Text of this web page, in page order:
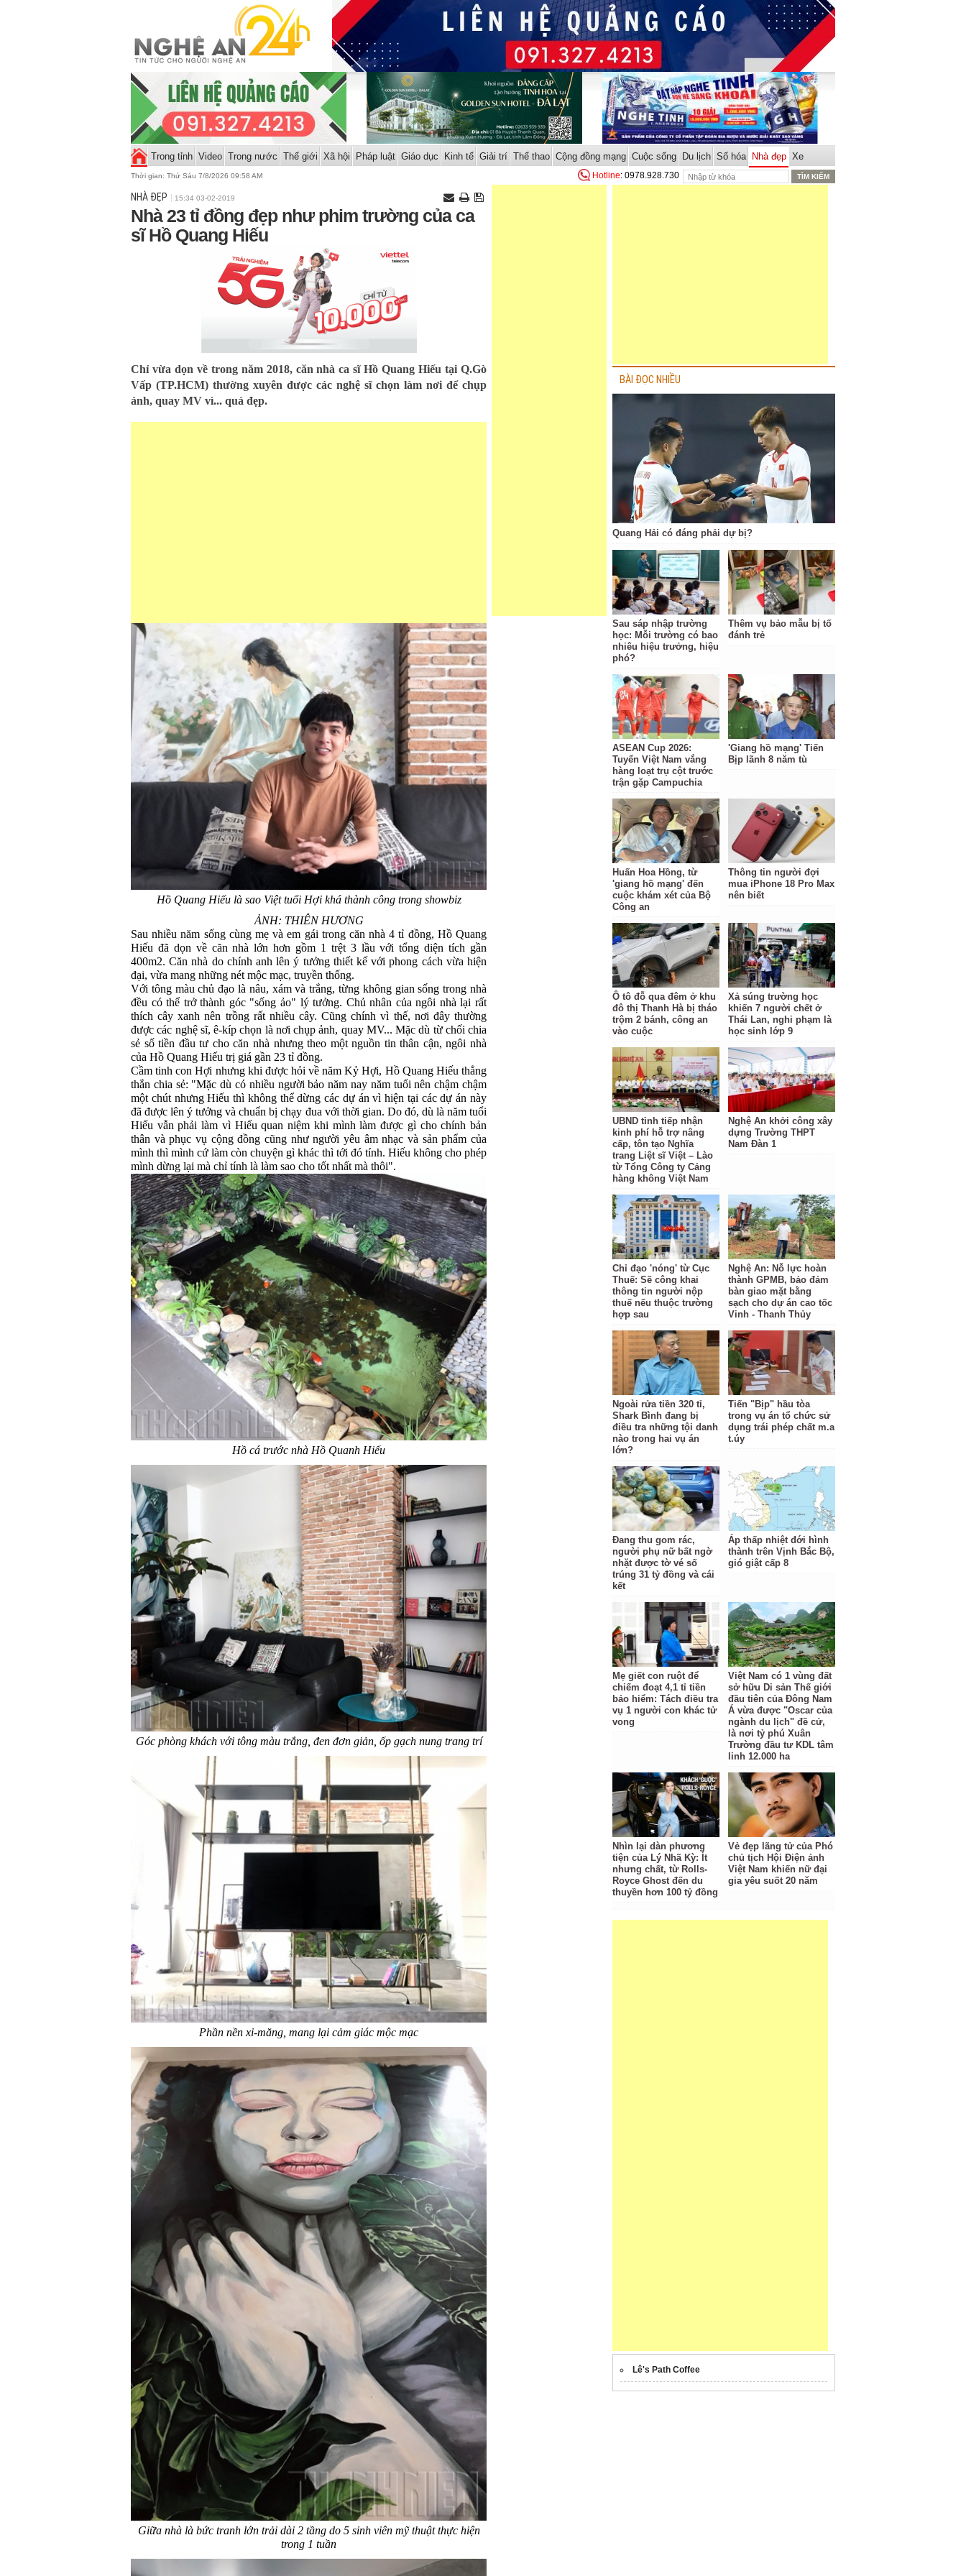
Trong tỉnh Video Trong nước Thế giới Xã hội Pháp luật Giáo dục Kinh tế Giải trí Thể thao Cộng đồng mạng Cuộc sống Du lịch Số hóa Nhà đẹp Xe
Thời gian: Thứ Sáu 7/8/2026 09:58 AM Hotline: 0978.928.730
NHÀ ĐẸP 15:34 03-02-2019
Nhà 23 tỉ đồng đẹp như phim trường của ca
sĩ Hồ Quang Hiếu
Chỉ vừa dọn về trong năm 2018, căn nhà ca sĩ Hồ Quang Hiếu tại Q.Gò
Vấp (TP.HCM) thường xuyên được các nghệ sĩ chọn làm nơi để chụp
ảnh, quay MV vì... quá đẹp.
Hồ Quang Hiếu là sao Việt tuổi Hợi khá thành công trong showbiz
ẢNH: THIÊN HƯƠNG
Sau nhiều năm sống cùng mẹ và em gái trong căn nhà 4 tỉ đồng, Hồ Quang
Hiếu đã dọn về căn nhà lớn hơn gồm 1 trệt 3 lầu với tổng diện tích gần
400m2. Căn nhà do chính anh lên ý tưởng thiết kế với phong cách vừa hiện
đại, vừa mang những nét mộc mạc, truyền thống.
Với tông màu chủ đạo là nâu, xám và trắng, từng không gian sống trong nhà
đều có thể trở thành góc "sống ảo" lý tưởng. Chủ nhân của ngôi nhà lại rất
thích cây xanh nên trồng rất nhiều cây. Cũng chính vì thế, nơi đây thường
được các nghệ sĩ, ê-kíp chọn là nơi chụp ảnh, quay MV... Mặc dù từ chối chia
sẻ số tiền đầu tư cho căn nhà nhưng theo một nguồn tin thân cận, ngôi nhà
của Hồ Quang Hiếu trị giá gần 23 tỉ đồng.
Cầm tinh con Hợi nhưng khi được hỏi về năm Kỷ Hợi, Hồ Quang Hiếu thẳng
thắn chia sẻ: "Mặc dù có nhiều người bảo năm nay năm tuổi nên chậm chậm
một chút nhưng Hiếu thì không thể dừng các dự án vì hiện tại các dự án này
đã được lên ý tưởng và chuẩn bị chạy đua với thời gian. Do đó, dù là năm tuổi
Hiếu vẫn phải làm vì Hiếu quan niệm khi mình làm được gì cho chính bản
thân và phục vụ cộng đồng cũng như người yêu âm nhạc và sản phẩm của
mình thì mình cứ làm còn chuyện gì khác thì tới đó tính. Hiếu không cho phép
mình dừng lại mà chỉ tính là làm sao cho tốt nhất mà thôi".
Hồ cá trước nhà Hồ Quanh Hiếu
Góc phòng khách với tông màu trắng, đen đơn giản, ốp gạch nung trang trí
Phần nền xi-măng, mang lại cảm giác mộc mạc
Giữa nhà là bức tranh lớn trải dài 2 tầng do 5 sinh viên mỹ thuật thực hiện
trong 1 tuần
BÀI ĐỌC NHIỀU
Quang Hải có đáng phải dự bị?
Sau sáp nhập trường
học: Mỗi trường có bao
nhiêu hiệu trưởng, hiệu
phó?
Thêm vụ bảo mẫu bị tố
đánh trẻ
ASEAN Cup 2026:
Tuyển Việt Nam vắng
hàng loạt trụ cột trước
trận gặp Campuchia
'Giang hồ mạng' Tiến
Bịp lãnh 8 năm tù
Huấn Hoa Hồng, từ
'giang hồ mạng' đến
cuộc khám xét của Bộ
Công an
Thông tin người đợi
mua iPhone 18 Pro Max
nên biết
Ô tô đỗ qua đêm ở khu
đô thị Thanh Hà bị tháo
trộm 2 bánh, công an
vào cuộc
Xả súng trường học
khiến 7 người chết ở
Thái Lan, nghi phạm là
học sinh lớp 9
UBND tỉnh tiếp nhận
kinh phí hỗ trợ nâng
cấp, tôn tạo Nghĩa
trang Liệt sĩ Việt – Lào
từ Tổng Công ty Cảng
hàng không Việt Nam
Nghệ An khởi công xây
dựng Trường THPT
Nam Đàn 1
Chỉ đạo 'nóng' từ Cục
Thuế: Sẽ công khai
thông tin người nộp
thuế nếu thuộc trường
hợp sau
Nghệ An: Nỗ lực hoàn
thành GPMB, bảo đảm
bàn giao mặt bằng
sạch cho dự án cao tốc
Vinh - Thanh Thủy
Ngoài rửa tiền 320 tỉ,
Shark Bình đang bị
điều tra những tội danh
nào trong hai vụ án
lớn?
Tiến "Bịp" hầu tòa
trong vụ án tổ chức sử
dụng trái phép chất m.a
t.úy
Đang thu gom rác,
người phụ nữ bất ngờ
nhặt được tờ vé số
trúng 31 tỷ đồng và cái
kết
Áp thấp nhiệt đới hình
thành trên Vịnh Bắc Bộ,
gió giật cấp 8
Mẹ giết con ruột để
chiếm đoạt 4,1 tỉ tiền
bảo hiểm: Tách điều tra
vụ 1 người con khác tử
vong
Việt Nam có 1 vùng đất
sở hữu Di sản Thế giới
đầu tiên của Đông Nam
Á vừa được "Oscar của
ngành du lịch" đề cử,
là nơi tỷ phú Xuân
Trường đầu tư KDL tâm
linh 12.000 ha
Nhìn lại dàn phương
tiện của Lý Nhã Kỳ: Ít
nhưng chất, từ Rolls-
Royce Ghost đến du
thuyền hơn 100 tỷ đồng
Vẻ đẹp lãng tử của Phó
chủ tịch Hội Điện ảnh
Việt Nam khiến nữ đại
gia yêu suốt 20 năm
Lê's Path Coffee